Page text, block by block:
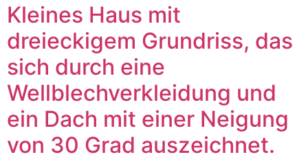
Kleines Haus mit
dreieckigem Grundriss, das
sich durch eine
Wellblechverkleidung und
ein Dach mit einer Neigung
von 30 Grad auszeichnet.